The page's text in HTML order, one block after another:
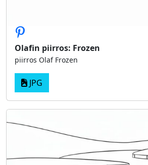
Olafin piirros: Frozen
piirros Olaf Frozen
JPG